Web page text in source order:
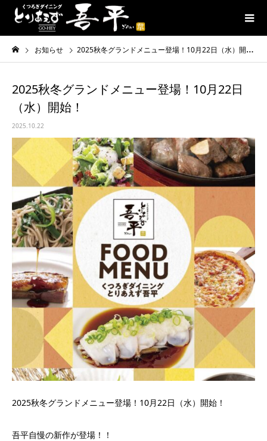
お知らせ 2025秋冬グランドメニュー登場！10月22日（水）開始！
2025秋冬グランドメニュー登場！10月22日
（水）開始！
2025.10.22
2025秋冬グランドメニュー登場！10月22日（水）開始！
吾平自慢の新作が登場！！